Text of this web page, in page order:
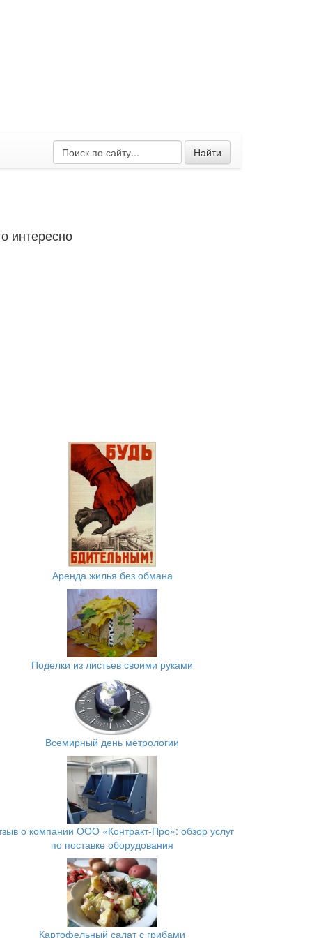
Найти
интересно
Аренда жилья без обмана
Поделки из листьев своими руками
Всемирный день метрологии
о компании ООО «Контракт-Про»: обзор услуг
по поставке оборудования
Картофельный салат с грибами